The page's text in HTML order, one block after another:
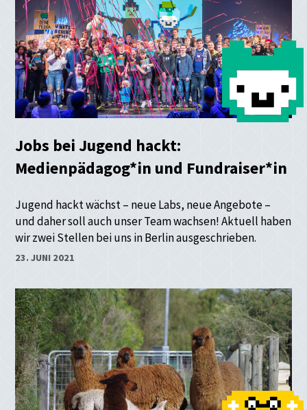
Jobs bei Jugend hackt:
Medienpädagog*in und Fundraiser*in
Jugend hackt wächst – neue Labs, neue Angebote –
und daher soll auch unser Team wachsen! Aktuell haben
wir zwei Stellen bei uns in Berlin ausgeschrieben.
23. JUNI 2021